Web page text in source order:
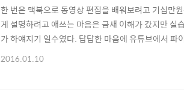
한 번은 맥북으로 동영상 편집을 배워보려고 기십만
게 설명하려고 애쓰는 마음은 금새 이해가 갔지만 실
가 하얘지기 일수였다. 답답한 마음에 유튜브에서
리듬에 맞춰 꼭 필요한 내용만 짧은 시간에 이야기하
2016.01.10